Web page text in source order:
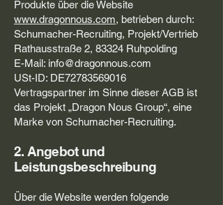
Produkte über die Website
www.dragonnous.com, betrieben durch:
Schumacher-Recruiting, Projekt/Vertrieb
Rathausstraße 2, 83324 Ruhpolding
E-Mail: info@dragonnous.com
USt-ID: DE72783569016
Vertragspartner im Sinne dieser AGB ist
das Projekt „Dragon Nous Group“, eine
Marke von Schumacher-Recruiting.
2. Angebot und
Leistungsbeschreibung
Über die Website werden folgende